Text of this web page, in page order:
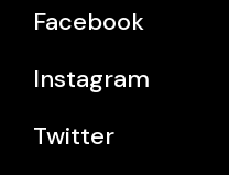
Facebook
Instagram
Twitter